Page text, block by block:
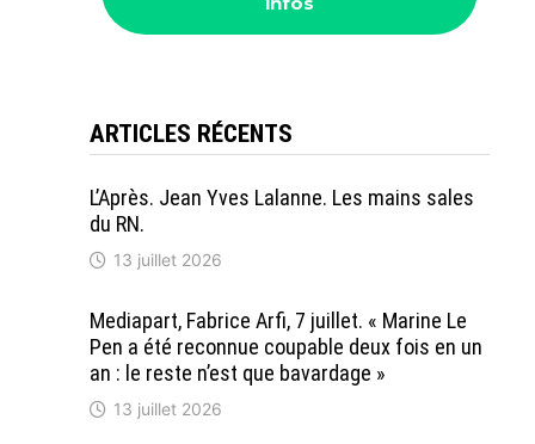
ARTICLES RÉCENTS
L’Après. Jean Yves Lalanne. Les mains sales
du RN.
13 juillet 2026
Mediapart, Fabrice Arfi, 7 juillet. « Marine Le
Pen a été reconnue coupable deux fois en un
an : le reste n’est que bavardage »
13 juillet 2026